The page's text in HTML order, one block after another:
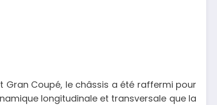
Gran Coupé, le châssis a été raffermi pour
longitudinale et transversale que la